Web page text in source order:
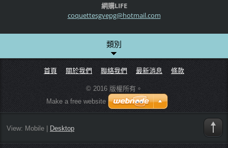
網購LIFE
coquettesgvepg@hotmail.com
類別
首頁 關於我們 聯絡我們 最新消息 條款
© 2016 版權所有。
Make a free website
View: Mobile| Desktop